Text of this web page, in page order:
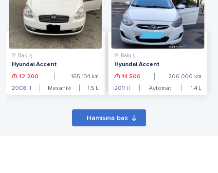
Bakı ş.
Hyundai Accent
12 200 165 134 km
2008 il Mexaniki 1.5 L
Bakı ş.
Hyundai Accent
14 500 206 000 km
2011 il Avtomat 1.4L
Hamısına bax